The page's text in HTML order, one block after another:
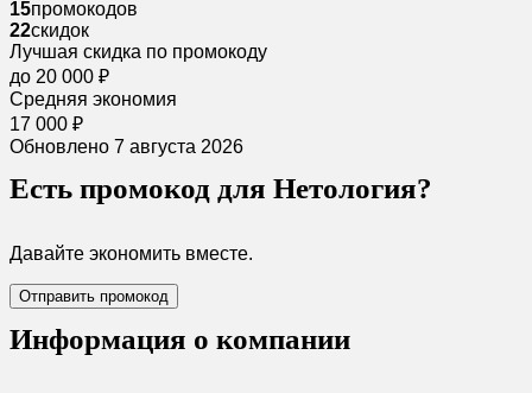
15промокодов
22скидок
Лучшая скидка по промокоду
до 20 000 ₽
Средняя экономия
17 000 ₽
Обновлено 7 августа 2026
Есть промокод для Нетология?
Давайте экономить вместе.
Отправить промокод
Информация о компании